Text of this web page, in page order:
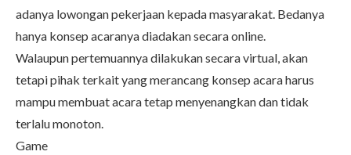
adanya lowongan pekerjaan kepada masyarakat. Bedanya
hanya konsep acaranya diadakan secara online.
Walaupun pertemuannya dilakukan secara virtual, akan
tetapi pihak terkait yang merancang konsep acara harus
mampu membuat acara tetap menyenangkan dan tidak
terlalu monoton.
Game